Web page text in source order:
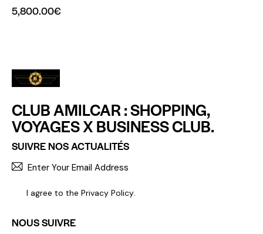
5,800.00€
CLUB AMILCAR : SHOPPING,
VOYAGES X BUSINESS CLUB.
SUIVRE NOS ACTUALITÉS
I agree to the Privacy Policy.
NOUS SUIVRE